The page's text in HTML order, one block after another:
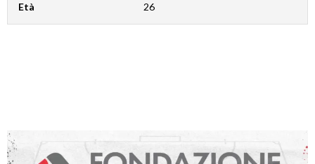
Età 26